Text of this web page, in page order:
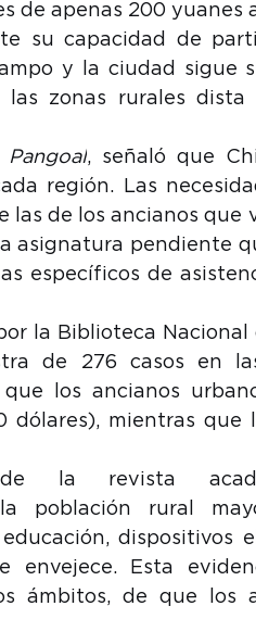
de apenas 200 yuanes
su capacidad de
y la ciudad sigue
zonas rurales dista
Pangoal, señaló que
región. Las
las de los ancianos que
asignatura pendiente
específicos de
la Biblioteca Nacional
de 276 casos en
los ancianos
dólares), mientras que
de la revista
población rural
dispositivos
envejece. Esta
ámbitos, de que los